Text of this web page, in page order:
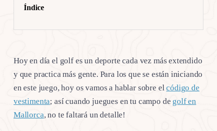
Índice
Hoy en día el golf es un deporte cada vez más extendido
y que practica más gente. Para los que se están iniciando
en este juego, hoy os vamos a hablar sobre elcódigo de
vestimenta; así cuando juegues en tu campo de golf en
Mallorca, no te faltará un detalle!